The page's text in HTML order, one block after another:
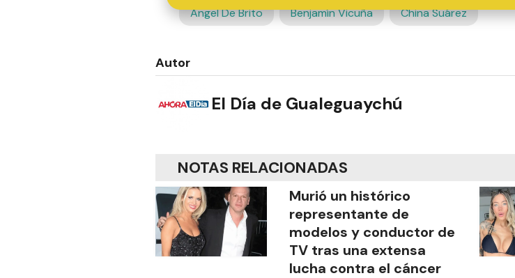
Ángel De Brito Benjamín Vicuña China Suárez
Autor
El Día de Gualeguaychú
NOTAS RELACIONADAS
Murió un histórico
representante de
modelos y conductor de
TV tras una extensa
lucha contra el cáncer